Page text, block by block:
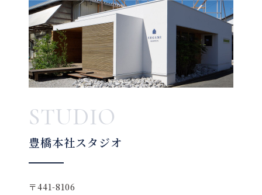
STUDIO
豊橋本社スタジオ
〒441-8106